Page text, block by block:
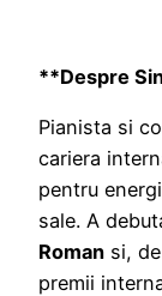
**Despre
Pianista si
cariera
pentru
sale. A
Roman si,
premii